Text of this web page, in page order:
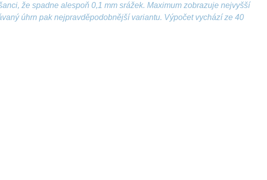
že spadne alespoň 0,1 mm srážek. Maximum zobrazuje nejvyšší
úhrn pak nejpravděpodobnější variantu. Výpočet vychází ze 40